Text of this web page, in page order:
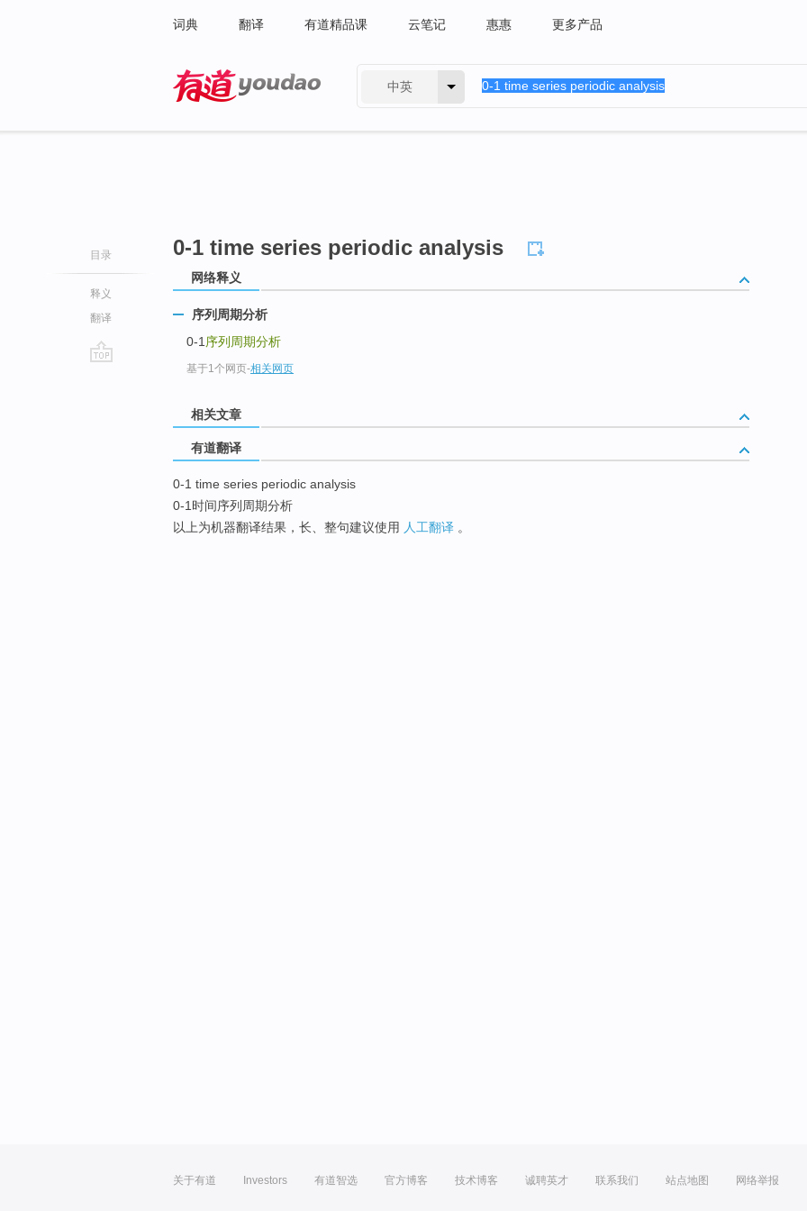
词典 翻译 有道精品课 云笔记 惠惠 更多产品
中英
目录
释义
翻译
0-1 time series periodic analysis
网络释义
序列周期分析
0-1 序列周期分析
基于1个网页-相关网页
相关文章
有道翻译
0-1 time series periodic analysis
0-1时间序列周期分析
以上为机器翻译结果，长、整句建议使用 人工翻译 。
关于有道 Investors 有道智选 官方博客 技术博客 诚聘英才 联系我们 站点地图 网络举报